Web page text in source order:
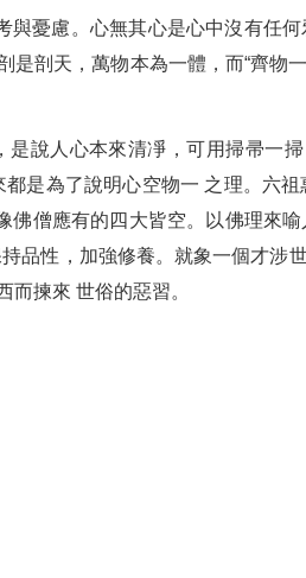
與憂慮。心無其心是心中沒有任
是剖天，萬物本為一體，而“齊物
說人心本來清凈，可用掃帚一
是為了說明心空物一 之理。六
僧應有的四大皆空。以佛理來
品性，加強修養。就象一個才涉
揀來 世俗的惡習。